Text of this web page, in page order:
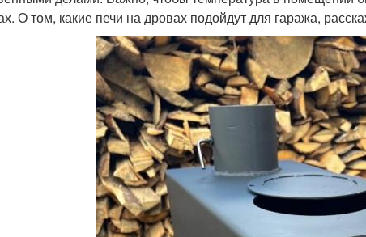
О том, какие печи на дровах подойдут для гаража,